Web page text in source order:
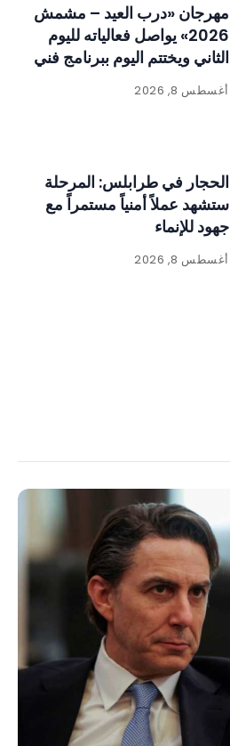
مهرجان «درب العيد – مشمش
2026» يواصل فعالياته لليوم
الثاني ويختتم اليوم ببرنامج فني
وتراثي حافل
أغسطس 8, 2026
الحجار في طرابلس: المرحلة
ستشهد عملاً أمنياً مستمراً مع
جهود للإنماء
أغسطس 8, 2026